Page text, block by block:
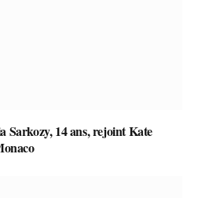
Sarkozy, 14 ans, rejoint Kate